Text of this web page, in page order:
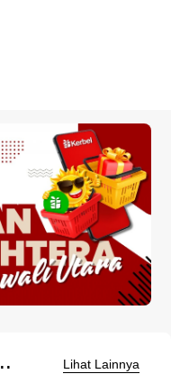
Lihat Lainnya